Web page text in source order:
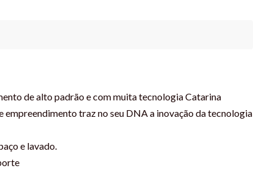
de alto padrão e com muita tecnologia Catarina
empreendimento traz no seu DNA a inovação da tecnologia
e lavado.